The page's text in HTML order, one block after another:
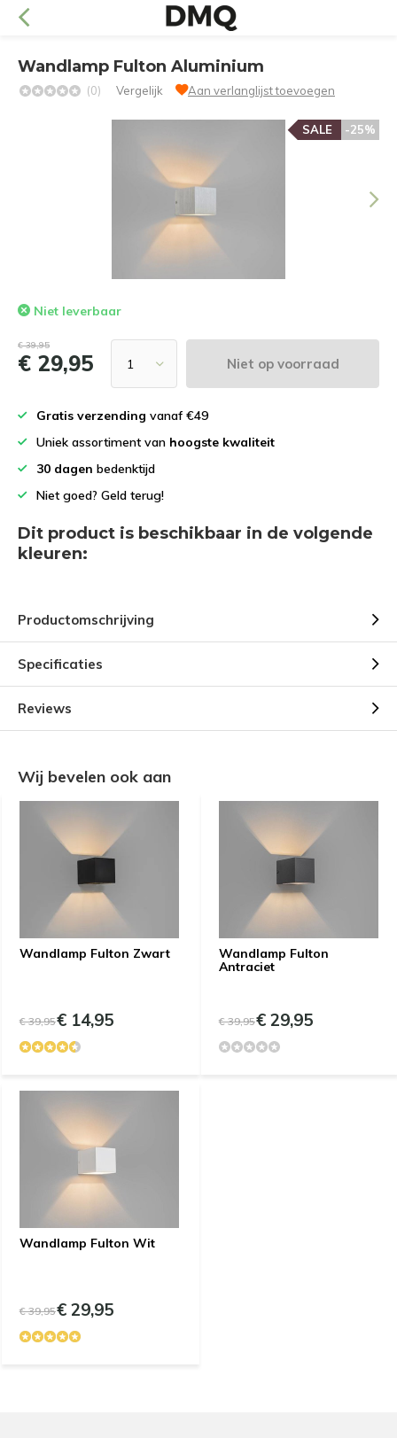
Wandlamp Fulton Aluminium
(0) Vergelijk Aan verlanglijst toevoegen
-25%
SALE
Niet leverbaar
€ 39,95
€ 29,95 Niet op voorraad
Gratis verzending vanaf €49
Uniek assortiment van hoogste kwaliteit
30 dagen bedenktijd
Niet goed? Geld terug!
Dit product is beschikbaar in de volgende
kleuren:
Productomschrijving
Specificaties
Reviews
Wij bevelen ook aan
Wandlamp Fulton Zwart
€ 39,95€ 14,95
Wandlamp Fulton
Antraciet
€ 39,95€ 29,95
Wandlamp Fulton Wit
€ 39,95€ 29,95